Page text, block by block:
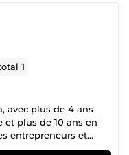
1
avec plus de 4 ans
et plus de 10 ans en
entrepreneurs et
tâches administratives